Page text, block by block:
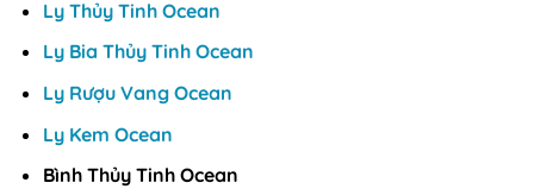
Ly Thủy Tinh Ocean
Ly Bia Thủy Tinh Ocean
Ly Rượu Vang Ocean
Ly Kem Ocean
Bình Thủy Tinh Ocean